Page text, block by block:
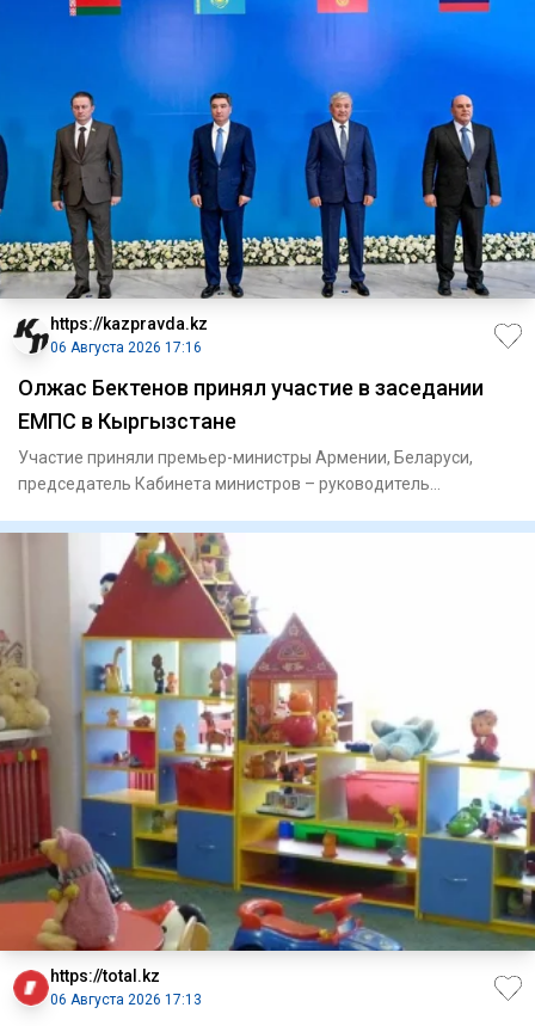
https://kazpravda.kz
06 Августа 2026 17:16
Олжас Бектенов принял участие в заседании
ЕМПС в Кыргызстане
Участие приняли премьер-министры Армении, Беларуси,
председатель Кабинета министров – руководитель
https://total.kz
06 Августа 2026 17:13